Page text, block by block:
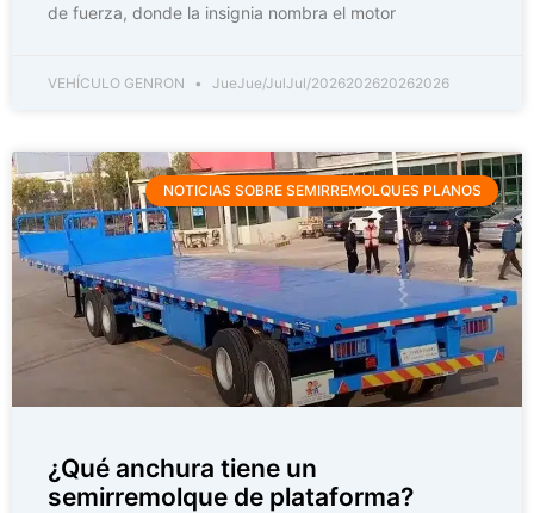
de fuerza, donde la insignia nombra el motor
VEHÍCULO GENRON JueJue/JulJul/2026202620262026
NOTICIAS SOBRE SEMIRREMOLQUES PLANOS
¿Qué anchura tiene un
semirremolque de plataforma?